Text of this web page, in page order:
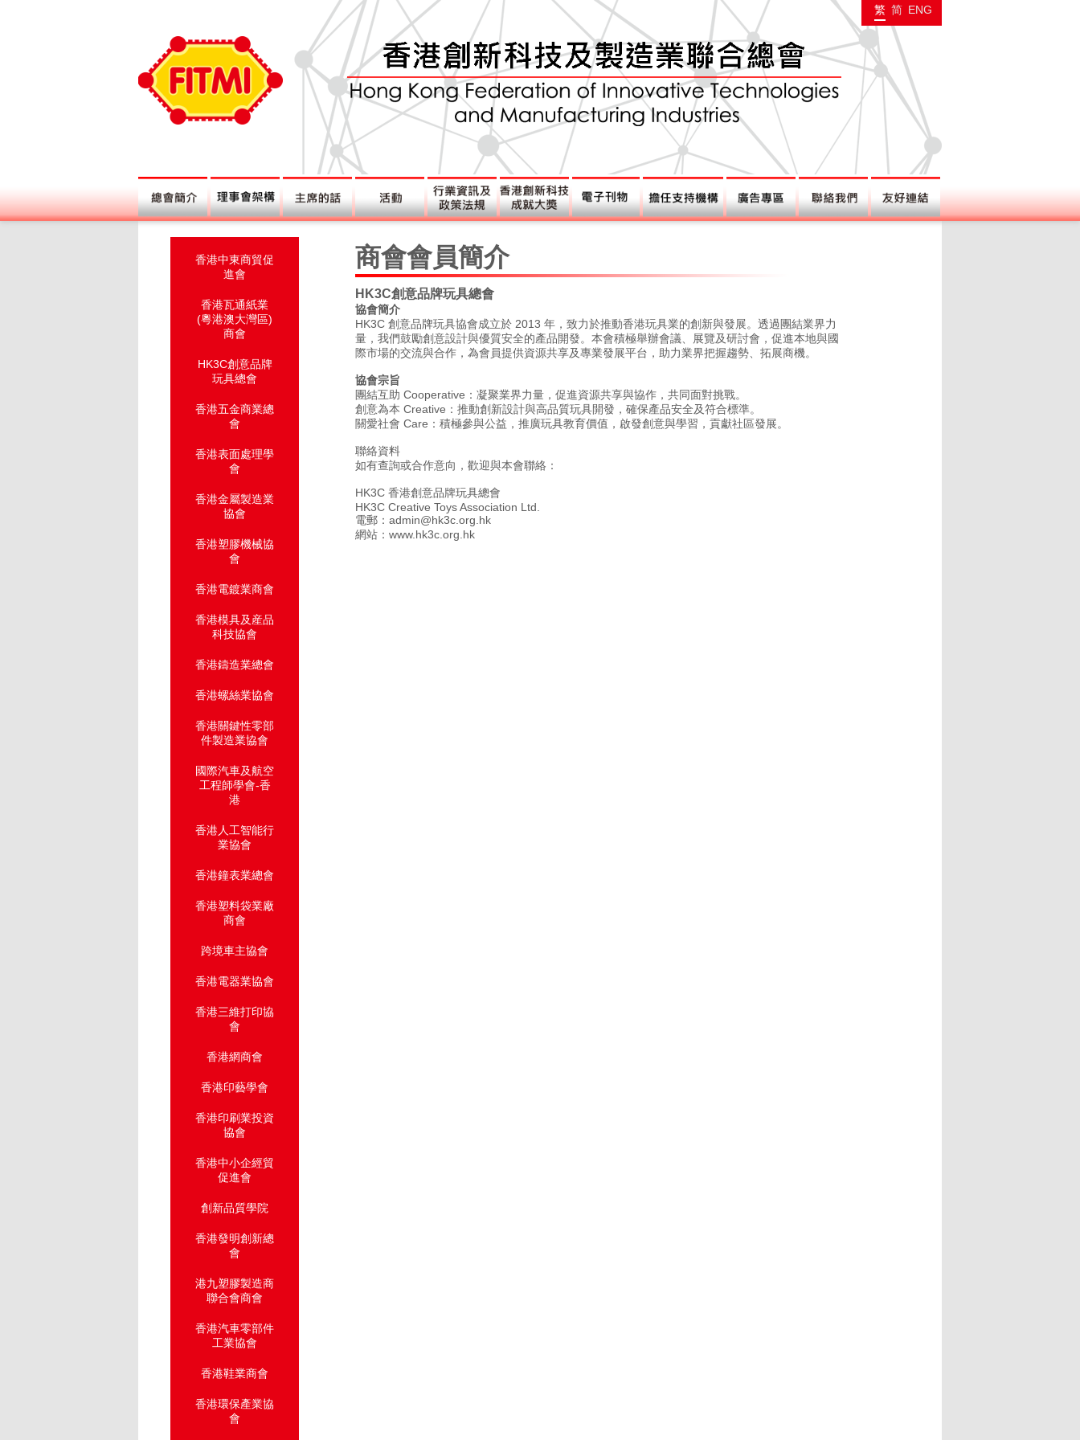
繁 简 ENG
香港中東商貿促
進會
香港瓦通紙業
(粵港澳大灣區)
商會
HK3C創意品牌
玩具總會
香港五金商業總
會
香港表面處理學
會
香港金屬製造業
協會
香港塑膠機械協
會
香港電鍍業商會
香港模具及産品
科技協會
香港鑄造業總會
香港螺絲業協會
香港關鍵性零部
件製造業協會
國際汽車及航空
工程師學會-香
港
香港人工智能行
業協會
香港鐘表業總會
香港塑料袋業廠
商會
跨境車主協會
香港電器業協會
香港三維打印協
會
香港網商會
香港印藝學會
香港印刷業投資
協會
香港中小企經貿
促進會
創新品質學院
香港發明創新總
會
港九塑膠製造商
聯合會商會
香港汽車零部件
工業協會
香港鞋業商會
香港環保產業協
會
商會會員簡介
HK3C創意品牌玩具總會
協會簡介
HK3C 創意品牌玩具協會成立於 2013 年，致力於推動香港玩具業的創新與發展。透過團結業界力
量，我們鼓勵創意設計與優質安全的產品開發。本會積極舉辦會議、展覽及研討會，促進本地與國
際市場的交流與合作，為會員提供資源共享及專業發展平台，助力業界把握趨勢、拓展商機。
協會宗旨
團結互助 Cooperative：凝聚業界力量，促進資源共享與協作，共同面對挑戰。
創意為本 Creative：推動創新設計與高品質玩具開發，確保產品安全及符合標準。
關愛社會 Care：積極參與公益，推廣玩具教育價值，啟發創意與學習，貢獻社區發展。
聯絡資料
如有查詢或合作意向，歡迎與本會聯絡：
HK3C 香港創意品牌玩具總會
HK3C Creative Toys Association Ltd.
電郵：admin@hk3c.org.hk
網站：www.hk3c.org.hk